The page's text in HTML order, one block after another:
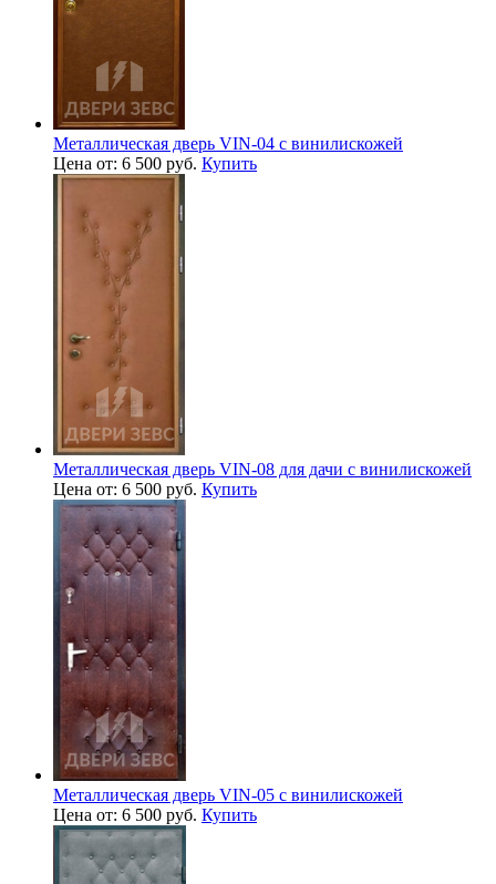
Металлическая дверь VIN-04 с винилискожей
Цена от: 6 500 руб. Купить
Металлическая дверь VIN-08 для дачи с винилискожей
Цена от: 6 500 руб. Купить
Металлическая дверь VIN-05 с винилискожей
Цена от: 6 500 руб. Купить